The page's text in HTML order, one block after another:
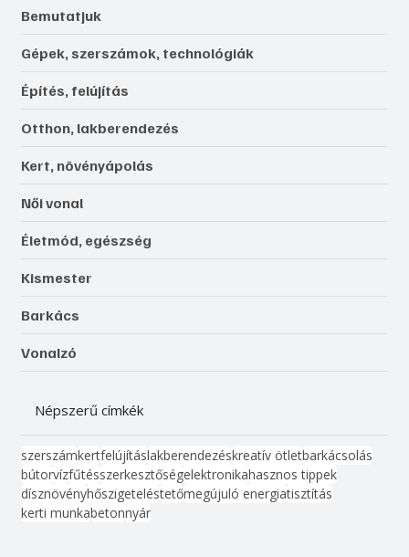
Bemutatjuk
Gépek, szerszámok, technológiák
Építés, felújítás
Otthon, lakberendezés
Kert, növényápolás
Női vonal
Életmód, egészség
Kismester
Barkács
Vonalzó
Népszerű címkék
szerszámkertfelújításlakberendezéskreatív ötletbarkácsolás
bútorvízfűtésszerkesztőségelektronikahasznos tippek
dísznövényhőszigeteléstetőmegújuló energiatisztítás
kerti munkabetonnyár